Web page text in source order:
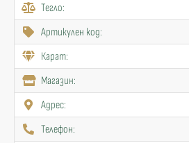
Тегло:
Артикулен код:
Карат:
Mагазин:
Адрес:
Телефон: